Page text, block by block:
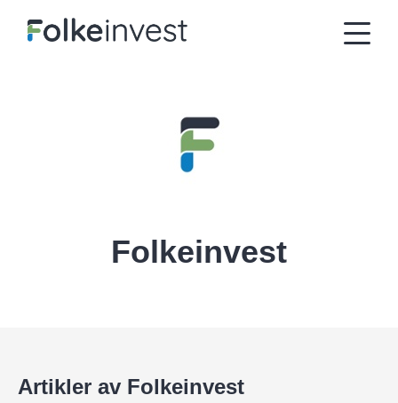
Folkeinvest
Artikler av Folkeinvest